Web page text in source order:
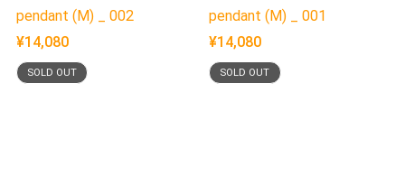
pendant (M) _ 002
¥14,080
SOLD OUT
pendant (M) _ 001
¥14,080
SOLD OUT